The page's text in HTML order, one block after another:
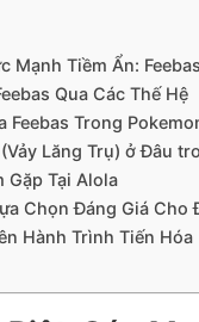
Mạnh Tiềm Ẩn:
Qua Các Thế Hệ
Feebas Trong
Lăng Trụ) ở Đâu
Gặp Tại Alola
Chọn Đáng Giá Cho
Hành Trình Tiến Hóa